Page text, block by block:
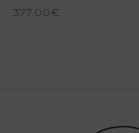
377.00€